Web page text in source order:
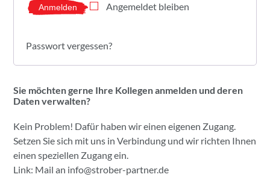
Anmelden Angemeldet bleiben
Passwort vergessen?
Sie möchten gerne Ihre Kollegen anmelden und deren
Daten verwalten?
Kein Problem! Dafür haben wir einen eigenen Zugang.
Setzen Sie sich mit uns in Verbindung und wir richten Ihnen
einen speziellen Zugang ein.
Link: Mail an info@strober-partner.de